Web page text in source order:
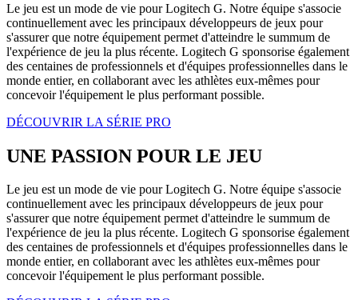
Le jeu est un mode de vie pour Logitech G. Notre équipe s'associe
continuellement avec les principaux développeurs de jeux pour
s'assurer que notre équipement permet d'atteindre le summum de
l'expérience de jeu la plus récente. Logitech G sponsorise également
des centaines de professionnels et d'équipes professionnelles dans le
monde entier, en collaborant avec les athlètes eux-mêmes pour
concevoir l'équipement le plus performant possible.
DÉCOUVRIR LA SÉRIE PRO
UNE PASSION POUR LE JEU
Le jeu est un mode de vie pour Logitech G. Notre équipe s'associe
continuellement avec les principaux développeurs de jeux pour
s'assurer que notre équipement permet d'atteindre le summum de
l'expérience de jeu la plus récente. Logitech G sponsorise également
des centaines de professionnels et d'équipes professionnelles dans le
monde entier, en collaborant avec les athlètes eux-mêmes pour
concevoir l'équipement le plus performant possible.